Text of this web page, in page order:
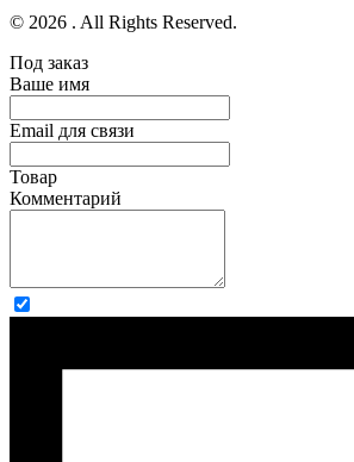
© 2026 . All Rights Reserved.
Под заказ
Ваше имя
Email для связи
Товар
Комментарий